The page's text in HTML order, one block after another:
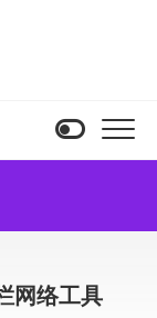
网络工具